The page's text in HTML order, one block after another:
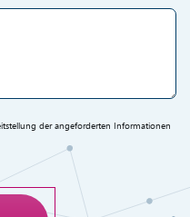
der angeforderten Informationen